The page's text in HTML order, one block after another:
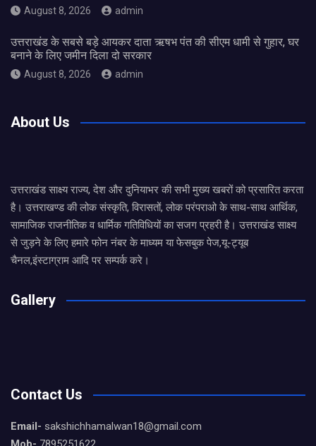
August 8, 2026 admin
उत्तराखंड के सबसे बड़े आयकर दाता ऋषभ पंत की सीएम धामी से गुहार, घर
बनाने के लिए जमीन दिला दो सरकार
August 8, 2026 admin
About Us
उत्तराखंड साक्ष्य राज्य, देश और दुनियाभर की सभी मुख्य खबरों को प्रसारित करता
है। उत्तराखण्ड की लोक संस्कृति, विरासतों, लोक परंपराओ के साथ-साथ आर्थिक,
सामाजिक राजनीतिक व धार्मिक गतिविधियों का सजग प्रहरी है। उत्तराखंड साक्ष्य
से जुड़ने के लिए हमारे फोन नंबर के माध्यम या फेसबुक पेज,यू-ट्यूब
चैनल,इंस्टाग्राम आदि पर सम्पर्क करे।
Gallery
Contact Us
Email- sakshichhamalwan18@gmail.com